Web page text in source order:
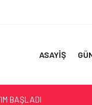
ASAYİŞ
BAŞLADI